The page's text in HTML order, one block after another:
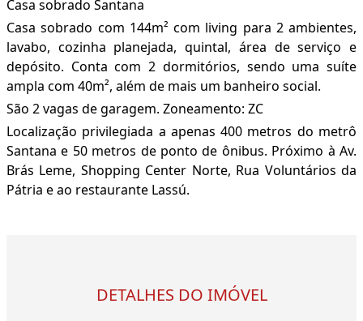
Casa sobrado Santana
Casa sobrado com 144m² com living para 2 ambientes,
lavabo, cozinha planejada, quintal, área de serviço e
depósito. Conta com 2 dormitórios, sendo uma suíte
ampla com 40m², além de mais um banheiro social.
São 2 vagas de garagem. Zoneamento: ZC
Localização privilegiada a apenas 400 metros do metrô
Santana e 50 metros de ponto de ônibus. Próximo à Av.
Brás Leme, Shopping Center Norte, Rua Voluntários da
Pátria e ao restaurante Lassú.
DETALHES DO IMÓVEL